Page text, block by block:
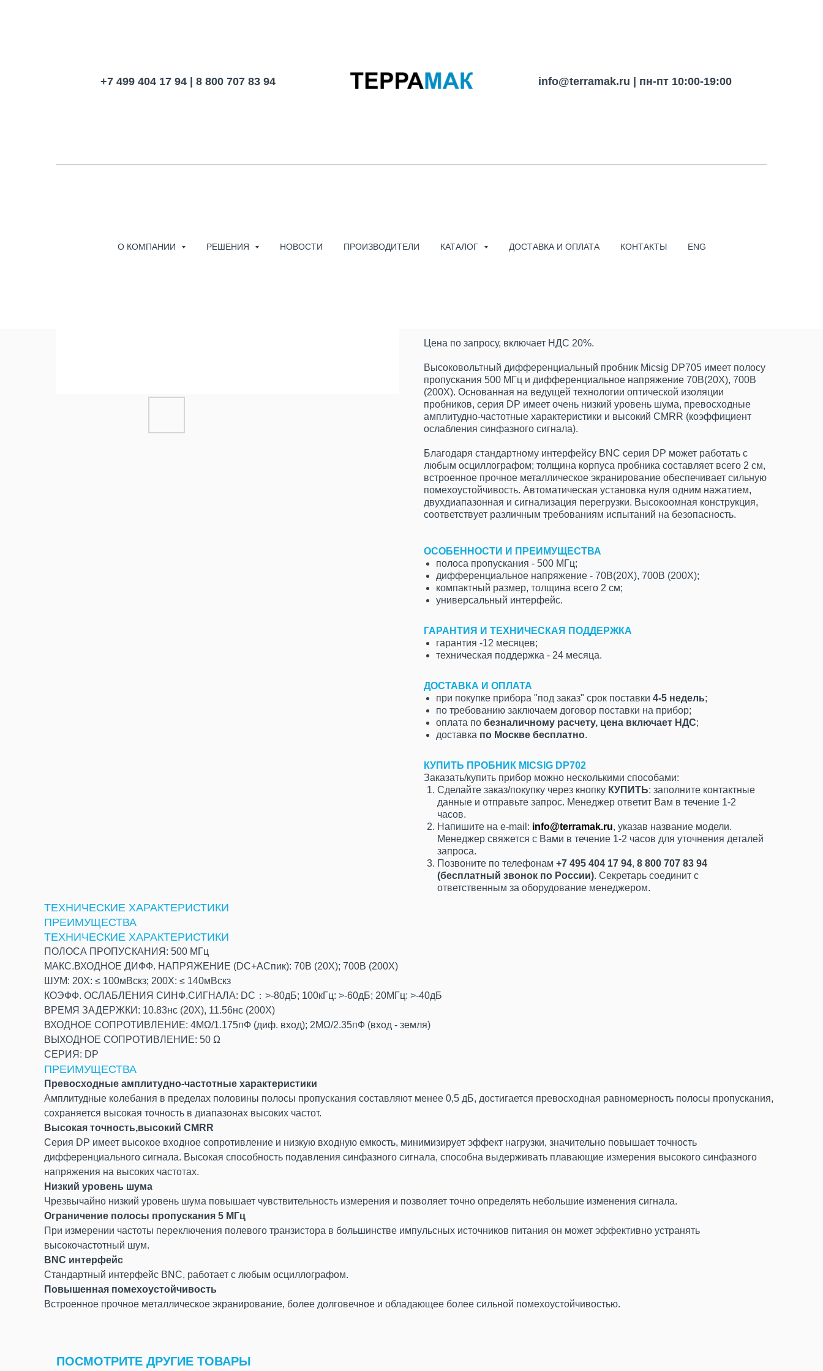
+7 499 404 17 94 | 8 800 707 83 94 info@terramak.ru | пн-пт 10:00-19:00
О КОМПАНИИ РЕШЕНИЯ НОВОСТИ ПРОИЗВОДИТЕЛИ КАТАЛОГ ДОСТАВКА И ОПЛАТА КОНТАКТЫ ENG
Цена по запросу, включает НДС 20%.
Высоковольтный дифференциальный пробник Micsig DP705 имеет полосу
пропускания 500 МГц и дифференциальное напряжение 70В(20X), 700В
(200X). Основанная на ведущей технологии оптической изоляции
пробников, серия DP имеет очень низкий уровень шума, превосходные
амплитудно-частотные характеристики и высокий CMRR (коэффициент
ослабления синфазного сигнала).
Благодаря стандартному интерфейсу BNC серия DP может работать с
любым осциллографом; толщина корпуса пробника составляет всего 2 см,
встроенное прочное металлическое экранирование обеспечивает сильную
помехоустойчивость. Автоматическая установка нуля одним нажатием,
двухдиапазонная и сигнализация перегрузки. Высокоомная конструкция,
соответствует различным требованиям испытаний на безопасность.
ОСОБЕННОСТИ И ПРЕИМУЩЕСТВА
полоса пропускания - 500 МГц;
дифференциальное напряжение - 70В(20X), 700В (200X);
компактный размер, толщина всего 2 см;
универсальный интерфейс.
ГАРАНТИЯ И ТЕХНИЧЕСКАЯ ПОДДЕРЖКА
гарантия -12 месяцев;
техническая поддержка - 24 месяца.
ДОСТАВКА И ОПЛАТА
при покупке прибора "под заказ" срок поставки 4-5 недель;
по требованию заключаем договор поставки на прибор;
оплата по безналичному расчету, цена включает НДС;
доставка по Москве бесплатно.
КУПИТЬ ПРОБНИК MICSIG DP702
Заказать/купить прибор можно несколькими способами:
Сделайте заказ/покупку через кнопку КУПИТЬ: заполните контактные
данные и отправьте запрос. Менеджер ответит Вам в течение 1-2
часов.
Напишите на e-mail: info@terramak.ru, указав название модели.
Менеджер свяжется с Вами в течение 1-2 часов для уточнения деталей
запроса.
Позвоните по телефонам +7 495 404 17 94, 8 800 707 83 94
(бесплатный звонок по России). Секретарь соединит с
ответственным за оборудование менеджером.
ТЕХНИЧЕСКИЕ ХАРАКТЕРИСТИКИ
ПРЕИМУЩЕСТВА
ТЕХНИЧЕСКИЕ ХАРАКТЕРИСТИКИ
ПОЛОСА ПРОПУСКАНИЯ: 500 МГц
МАКС.ВХОДНОЕ ДИФФ. НАПРЯЖЕНИЕ (DC+ACпик): 70В (20X); 700В (200Х)
ШУМ: 20X: ≤ 100мВскз; 200X: ≤ 140мВскз
КОЭФФ. ОСЛАБЛЕНИЯ СИНФ.СИГНАЛА: DC：>-80дБ; 100кГц: >-60дБ; 20МГц: >-40дБ
ВРЕМЯ ЗАДЕРЖКИ: 10.83нс (20X), 11.56нс (200X)
ВХОДНОЕ СОПРОТИВЛЕНИЕ: 4MΩ/1.175пФ (диф. вход); 2MΩ/2.35пФ (вход - земля)
ВЫХОДНОЕ СОПРОТИВЛЕНИЕ: 50 Ω
СЕРИЯ: DP
ПРЕИМУЩЕСТВА
Превосходные амплитудно-частотные характеристики
Амплитудные колебания в пределах половины полосы пропускания составляют менее 0,5 дБ, достигается превосходная равномерность полосы пропускания,
сохраняется высокая точность в диапазонах высоких частот.
Высокая точность,высокий CMRR
Серия DP имеет высокое входное сопротивление и низкую входную емкость, минимизирует эффект нагрузки, значительно повышает точность
дифференциального сигнала. Высокая способность подавления синфазного сигнала, способна выдерживать плавающие измерения высокого синфазного
напряжения на высоких частотах.
Низкий уровень шума
Чрезвычайно низкий уровень шума повышает чувствительность измерения и позволяет точно определять небольшие изменения сигнала.
Ограничение полосы пропускания 5 МГц
При измерении частоты переключения полевого транзистора в большинстве импульсных источников питания он может эффективно устранять
высокочастотный шум.
BNC интерфейс
Стандартный интерфейс BNC, работает с любым осциллографом.
Повышенная помехоустойчивость
Встроенное прочное металлическое экранирование, более долговечное и обладающее более сильной помехоустойчивостью.
ПОСМОТРИТЕ ДРУГИЕ ТОВАРЫ